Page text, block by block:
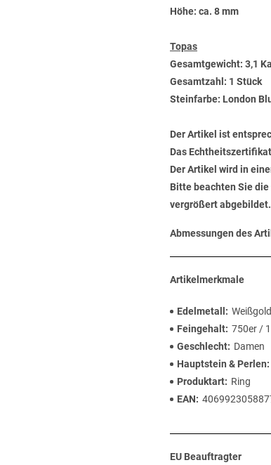
Höhe: ca. 8 mm
Topas
Gesamtgewicht: 3,1
Gesamtzahl: 1 Stück
Steinfarbe: London
Der Artikel ist
Das
Der Artikel wird in
Bitte beachten Sie
vergrößert abgebildet.
Abmessungen des
Artikelmerkmale
Edelmetall
Weißgold
Feingehalt 750er /
Geschlecht
Damen
Hauptstein & Perlen
Produktart
Ring
EAN
EU Beauftragter